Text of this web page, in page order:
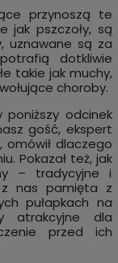
przynoszą te
jak pszczoły, są
uznawane są za
dotkliwie
takie jak muchy,
choroby.
poniższy odcinek
gość, ekspert
omówił dlaczego
Pokazał też, jak
– tradycyjne i
z nas pamięta z
pułapkach na
atrakcyjne dla
przed ich